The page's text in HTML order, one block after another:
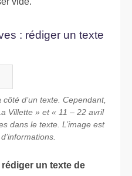
: rédiger un texte
d’un texte. Cependant,
Villette » et « 11 – 22 avril
dans le texte. L’image est
un texte de